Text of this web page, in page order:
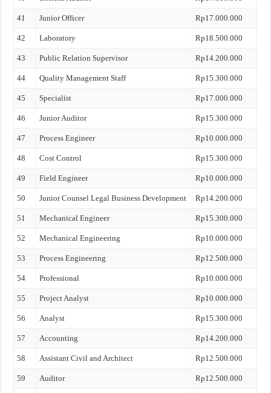
41 Junior Officer Rp17.000.000
42 Laboratory Rp18.500.000
43 Public Relation Supervisor Rp14.200.000
44 Quality Management Staff Rp15.300.000
45 Specialist Rp17.000.000
46 Junior Auditor Rp15.300.000
47 Process Engineer Rp10.000.000
48 Cost Control Rp15.300.000
49 Field Engineer Rp10.000.000
50 Junior Counsel Legal Business Development Rp14.200.000
51 Mechanical Engineer Rp15.300.000
52 Mechanical Engineering Rp10.000.000
53 Process Engineering Rp12.500.000
54 Professional Rp10.000.000
55 Project Analyst Rp10.000.000
56 Analyst Rp15.300.000
57 Accounting Rp14.200.000
58 Assistant Civil and Architect Rp12.500.000
59 Auditor Rp12.500.000